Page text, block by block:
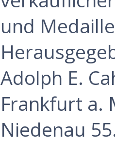
und
Adolph E.
Frankfurt a.
Niedenau